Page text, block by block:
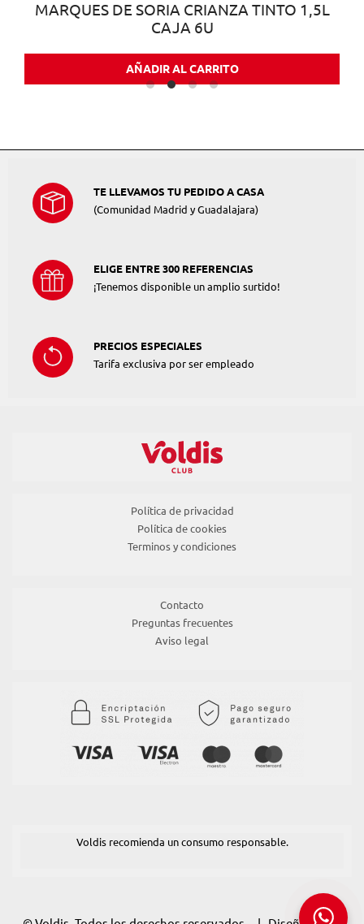
MARQUES DE SORIA CRIANZA TINTO 1,5L
CAJA 6U
AÑADIR AL CARRITO
TE LLEVAMOS TU PEDIDO A CASA
(Comunidad Madrid y Guadalajara)
ELIGE ENTRE 300 REFERENCIAS
¡Tenemos disponible un amplio surtido!
PRECIOS ESPECIALES
Tarifa exclusiva por ser empleado
Política de privacidad
Política de cookies
Terminos y condiciones
Contacto
Preguntas frecuentes
Aviso legal
Voldis recomienda un consumo responsable.